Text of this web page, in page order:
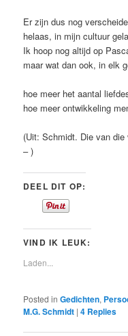
Er zijn dus nog
helaas, in mijn cultuur
Ik hoop nog altijd op
maar wat dan ook, in elk
hoe meer het aantal
hoe meer ontwikkeling
(Uit: Schmidt. Die van
– )
DEEL DIT OP:
VIND IK LEUK:
Laden...
Posted in Gedichten,
M.G. Schmidt |4 Replies